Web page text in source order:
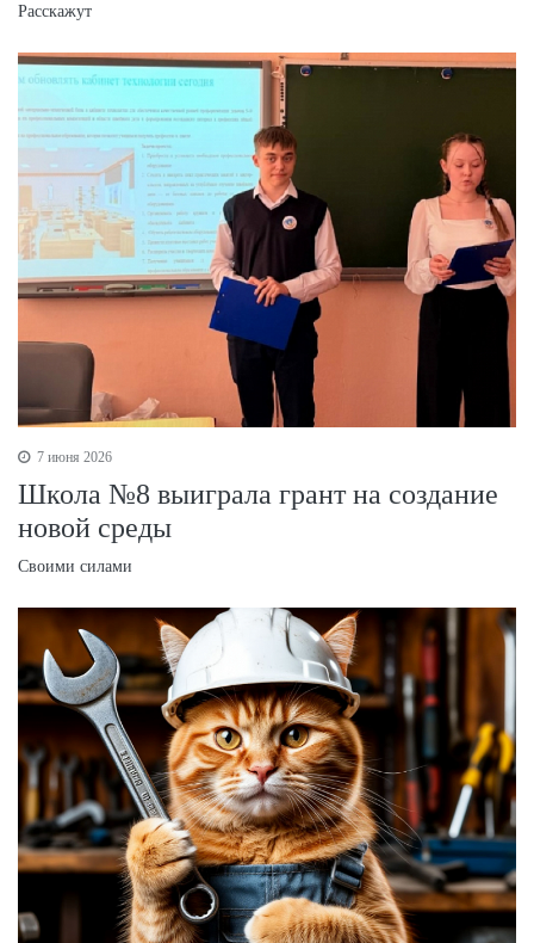
Расскажут
7 июня 2026
Школа №8 выиграла грант на создание
новой среды
Своими силами